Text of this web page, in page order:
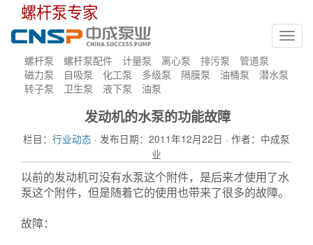
螺杆泵专家
螺杆泵 螺杆泵配件 计量泵 离心泵 排污泵
管道泵
磁力泵
自吸泵 化工泵 多级泵 隔膜泵 油桶泵
潜水泵
转子泵
卫生泵 液下泵 油泵
发动机的水泵的功能故障
栏目： 行业动态 · 发布日期：2011年12月22日 · 作者：中成泵
业
以前的发动机可没有水泵这个附件，是后来才使用了水
泵这个附件，但是随着它的使用也带来了很多的故障。
故障：